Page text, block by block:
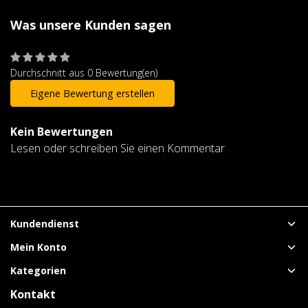
Was unsere Kunden sagen
Durchschnitt aus 0 Bewertung(en)
Eigene Bewertung erstellen
Kein Bewertungen
Lesen oder schreiben Sie einen Kommentar
Kundendienst
Mein Konto
Kategorien
Kontakt